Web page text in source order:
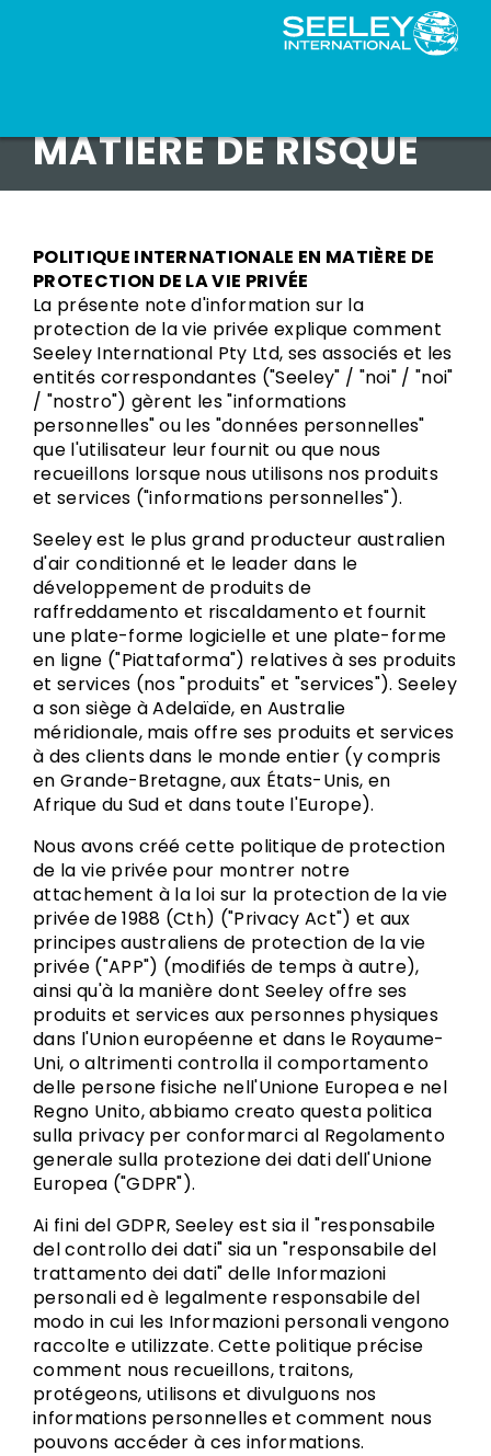
MATIÈRE DE RISQUE
POLITIQUE INTERNATIONALE EN MATIÈRE DE
PROTECTION DE LA VIE PRIVÉE
La présente note d'information sur la
protection de la vie privée explique comment
Seeley International Pty Ltd, ses associés et les
entités correspondantes ("Seeley" / "noi" / "noi"
/ "nostro") gèrent les "informations
personnelles" ou les "données personnelles"
que l'utilisateur leur fournit ou que nous
recueillons lorsque nous utilisons nos produits
et services ("informations personnelles").
Seeley est le plus grand producteur australien
d'air conditionné et le leader dans le
développement de produits de
raffreddamento et riscaldamento et fournit
une plate-forme logicielle et une plate-forme
en ligne ("Piattaforma") relatives à ses produits
et services (nos "produits" et "services"). Seeley
a son siège à Adelaïde, en Australie
méridionale, mais offre ses produits et services
à des clients dans le monde entier (y compris
en Grande-Bretagne, aux États-Unis, en
Afrique du Sud et dans toute l'Europe).
Nous avons créé cette politique de protection
de la vie privée pour montrer notre
attachement à la loi sur la protection de la vie
privée de 1988 (Cth) ("Privacy Act") et aux
principes australiens de protection de la vie
privée ("APP") (modifiés de temps à autre),
ainsi qu'à la manière dont Seeley offre ses
produits et services aux personnes physiques
dans l'Union européenne et dans le Royaume-
Uni, o altrimenti controlla il comportamento
delle persone fisiche nell'Unione Europea e nel
Regno Unito, abbiamo creato questa politica
sulla privacy per conformarci al Regolamento
generale sulla protezione dei dati dell'Unione
Europea ("GDPR").
Ai fini del GDPR, Seeley est sia il "responsabile
del controllo dei dati" sia un "responsabile del
trattamento dei dati" delle Informazioni
personali ed è legalmente responsabile del
modo in cui les Informazioni personali vengono
raccolte e utilizzate. Cette politique précise
comment nous recueillons, traitons,
protégeons, utilisons et divulguons nos
informations personnelles et comment nous
pouvons accéder à ces informations.